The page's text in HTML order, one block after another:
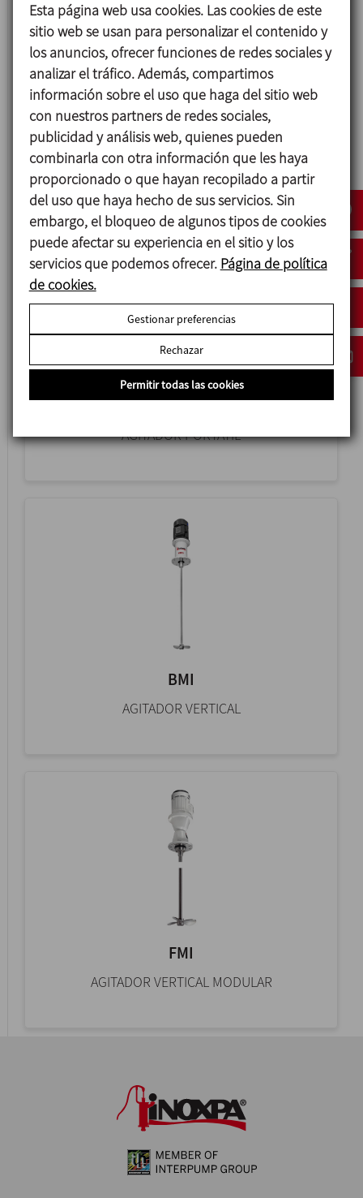
BCI
AGITADOR VERTICAL
PBC
AGITADOR PORTÁTIL
BMI
AGITADOR VERTICAL
FMI
AGITADOR VERTICAL MODULAR
Esta página web usa cookies. Las cookies de este
sitio web se usan para personalizar el contenido y
los anuncios, ofrecer funciones de redes sociales y
analizar el tráfico. Además, compartimos
información sobre el uso que haga del sitio web
con nuestros partners de redes sociales,
publicidad y análisis web, quienes pueden
combinarla con otra información que les haya
proporcionado o que hayan recopilado a partir
del uso que haya hecho de sus servicios. Sin
embargo, el bloqueo de algunos tipos de cookies
puede afectar su experiencia en el sitio y los
servicios que podemos ofrecer. Página de política
de cookies.
Gestionar preferencias
Rechazar
Permitir todas las cookies